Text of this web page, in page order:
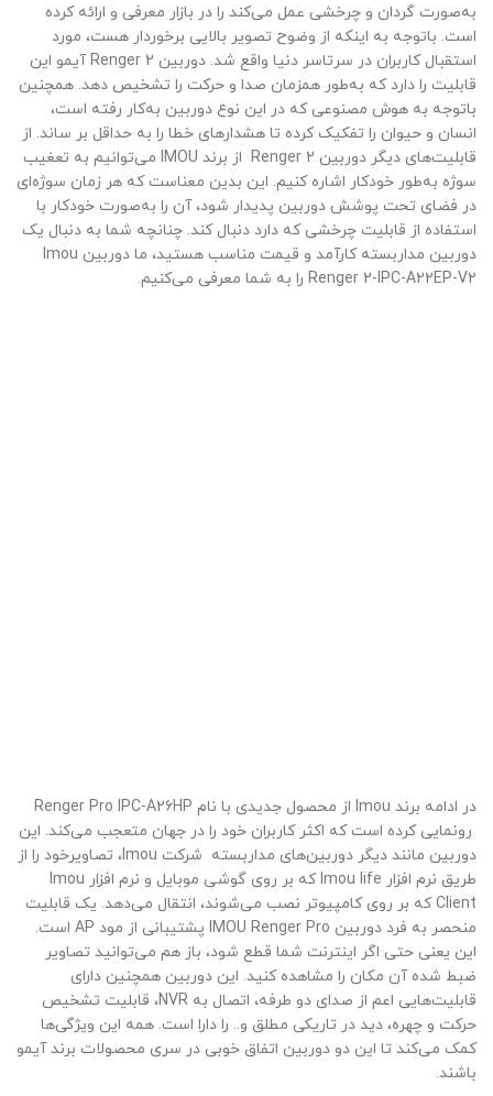
به‌صورت گردان و چرخشی عمل می‌کند را در بازار معرفی و ارائه کرده
است. باتوجه به اینکه از وضوح تصویر بالایی برخوردار هست، مورد
استقبال کاربران در سرتاسر دنیا واقع شد. دوربین Renger 2 آیمو این
قابلیت را دارد که به‌طور همزمان صدا و حرکت را تشخیص دهد. همچنین
باتوجه به هوش مصنوعی که در این نوع دوربین به‌کار رفته است،
انسان و حیوان را تفکیک کرده تا هشدارهای خطا را به حداقل بر ساند. از
قابلیت‌های دیگر دوربین Renger 2 از برند IMOU می‌توانیم به تعغیب
سوژه به‌طور خودکار اشاره کنیم. این بدین معناست که هر زمان سوژه‌ای
در فضای تحت پوشش دوربین پدیدار شود، آن را به‌صورت خودکار با
استفاده از قابلیت چرخشی که دارد دنبال کند. چنانچه شما به دنبال یک
دوربین مداربسته کارآمد و قیمت مناسب هستید، ما دوربین Imou
Renger 2-IPC-A22EP-V2 را به شما معرفی می‌کنیم.
در ادامه برند Imou از محصول جدیدی با نام Renger Pro IPC-A26HP
رونمایی کرده است که اکثر کاربران خود را در جهان متعجب می‌کند. این
دوربین مانند دیگر دوربین‌های مداربسته شرکت Imou، تصاویرخود را از
طریق نرم افزار Imou life که بر روی گوشی موبایل و نرم افزار Imou
Client که بر روی کامپیوتر نصب می‌شوند، انتقال می‌دهد. یک قابلیت
منحصر به فرد دوربین IMOU Renger Pro پشتیبانی از مود AP است.
این یعنی حتی اگر اینترنت شما قطع شود، باز هم می‌توانید تصاویر
ضبط شده آن مکان را مشاهده کنید. این دوربین همچنین دارای
قابلیت‌هایی اعم از صدای دو طرفه، اتصال به NVR، قابلیت تشخیص
حرکت و چهره، دید در تاریکی مطلق و.. را دارا است. همه این ویژگی‌ها
کمک می‌کند تا این دو دوربین اتفاق خوبی در سری محصولات برند آیمو
باشند.